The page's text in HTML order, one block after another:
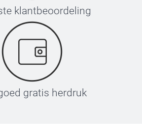
klantbeoordeling
gratis herdruk